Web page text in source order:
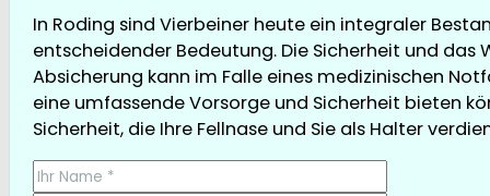
In Roding sind Vierbeiner heute ein integraler
entscheidender Bedeutung. Die Sicherheit und das
Absicherung kann im Falle eines medizinischen
eine umfassende Vorsorge und Sicherheit bieten
Sicherheit, die Ihre Fellnase und Sie als Halter